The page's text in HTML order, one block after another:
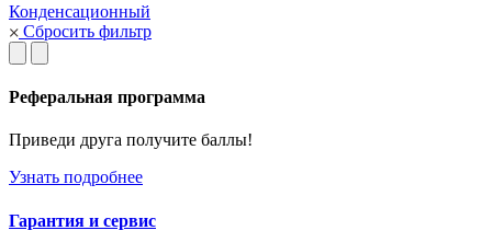
Конденсационный
Сбросить фильтр
Реферальная программа
Приведи друга получите баллы!
Узнать подробнее
Гарантия и сервис